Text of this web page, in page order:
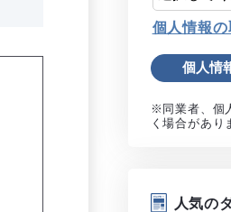
個人情報
※同業者、個
く場合があり
人気の